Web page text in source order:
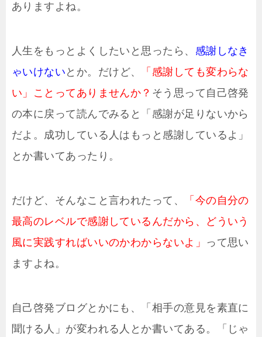
ありますよね。
人生をもっとよくしたいと思ったら、 感謝しなき
ゃいけない とか。だけど、
「感謝しても変わらな
い」ことってありませんか？ そう思って自己啓発
の本に戻って読んでみると「感謝が足りないから
だよ。成功している人はもっと感謝しているよ」
とか書いてあったり。
だけど、そんなこと言われたって、
「今の自分の
最高のレベルで感謝しているんだから、どういう
風に実践すればいいのかわからないよ」 って思い
ますよね。
自己啓発ブログとかにも、「相手の意見を素直に
聞ける人」が変われる人とか書いてある。「じゃ